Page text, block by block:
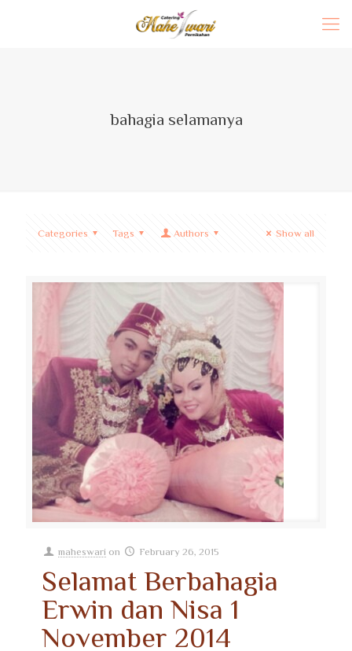
bahagia selamanya
Categories Tags Authors Show all
maheswari on February 26, 2015
Selamat Berbahagia
Erwin dan Nisa 1
November 2014